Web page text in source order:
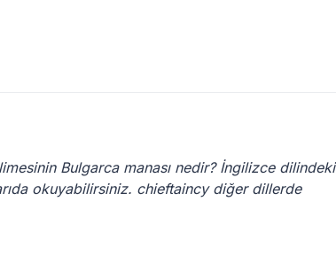
Bulgarca manası nedir? İngilizce dilindeki
okuyabilirsiniz. chieftaincy diğer dillerde